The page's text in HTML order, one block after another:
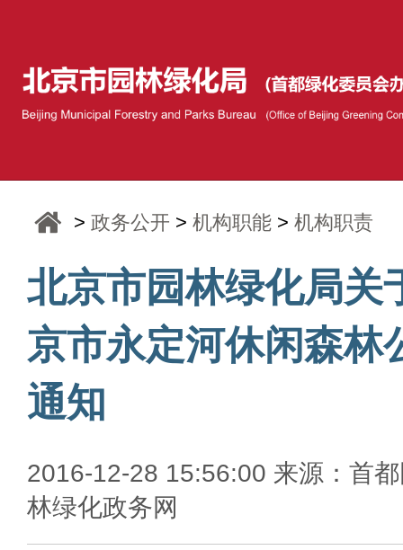
>政务公开 >机构职能 >机构职责
北京市园林绿化局关
京市永定河休闲森林
通知
2016-12-28 15:56:00 来源：首
林绿化政务网